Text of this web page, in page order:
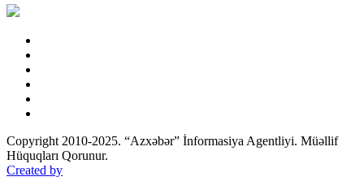
Copyright 2010-2025. “Azxəbər” İnformasiya Agentliyi. Müəllif
Hüquqları Qorunur.
Created by